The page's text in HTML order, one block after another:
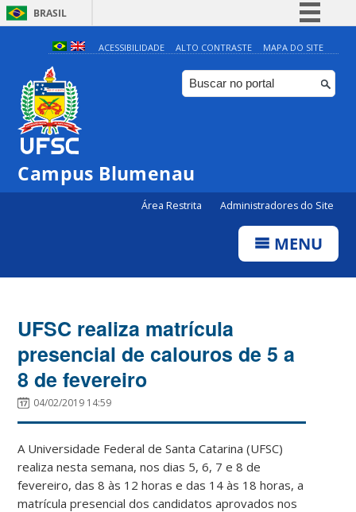
BRASIL
Simplifique!
Comunica BR
Participe
ACESSIBILIDADE ALTO CONTRASTE MAPA DO SITE
Campus Blumenau
Área Restrita Administradores do Site
MENU
UFSC realiza matrícula
presencial de calouros de 5 a
8 de fevereiro
04/02/2019 14:59
A Universidade Federal de Santa Catarina (UFSC)
realiza nesta semana, nos dias 5, 6, 7 e 8 de
fevereiro, das 8 às 12 horas e das 14 às 18 horas, a
matrícula presencial dos candidatos aprovados nos